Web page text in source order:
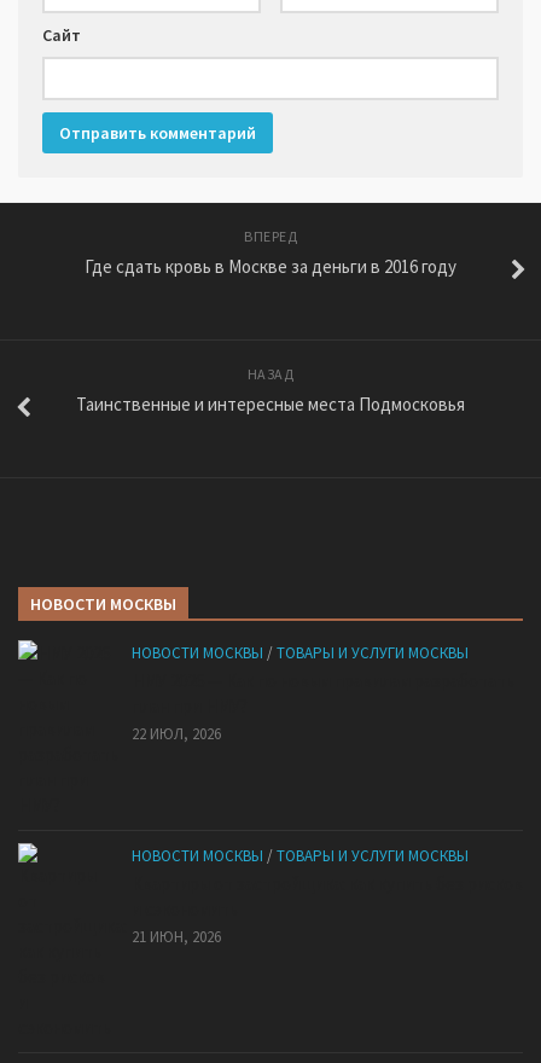
Сайт
ВПЕРЕД
Где сдать кровь в Москве за деньги в 2016 году
НАЗАД
Таинственные и интересные места Подмосковья
НОВОСТИ МОСКВЫ
НОВОСТИ МОСКВЫ /ТОВАРЫ И УСЛУГИ МОСКВЫ
22 ИЮЛ, 2026
НОВОСТИ МОСКВЫ /ТОВАРЫ И УСЛУГИ МОСКВЫ
21 ИЮН, 2026